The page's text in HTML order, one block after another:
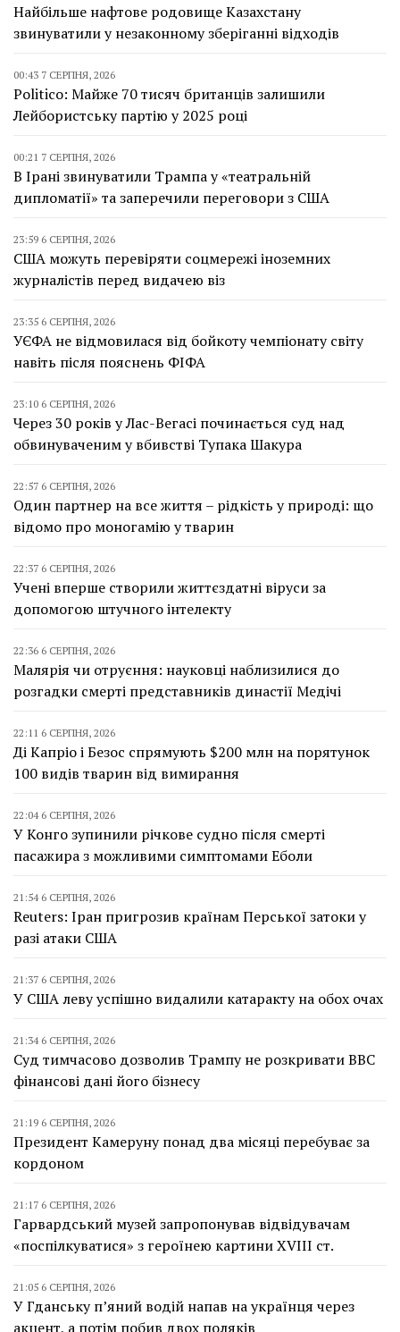
Найбільше нафтове родовище Казахстану
звинуватили у незаконному зберіганні відходів
00:43 7 СЕРПНЯ, 2026
Politico: Майже 70 тисяч британців залишили
Лейбористську партію у 2025 році
00:21 7 СЕРПНЯ, 2026
В Ірані звинуватили Трампа у «театральній
дипломатії» та заперечили переговори з США
23:59 6 СЕРПНЯ, 2026
США можуть перевіряти соцмережі іноземних
журналістів перед видачею віз
23:35 6 СЕРПНЯ, 2026
УЄФА не відмовилася від бойкоту чемпіонату світу
навіть після пояснень ФІФА
23:10 6 СЕРПНЯ, 2026
Через 30 років у Лас-Вегасі починається суд над
обвинуваченим у вбивстві Тупака Шакура
22:57 6 СЕРПНЯ, 2026
Один партнер на все життя – рідкість у природі: що
відомо про моногамію у тварин
22:37 6 СЕРПНЯ, 2026
Учені вперше створили життєздатні віруси за
допомогою штучного інтелекту
22:36 6 СЕРПНЯ, 2026
Малярія чи отруєння: науковці наблизилися до
розгадки смерті представників династії Медічі
22:11 6 СЕРПНЯ, 2026
Ді Капріо і Безос спрямують $200 млн на порятунок
100 видів тварин від вимирання
22:04 6 СЕРПНЯ, 2026
У Конго зупинили річкове судно після смерті
пасажира з можливими симптомами Еболи
21:54 6 СЕРПНЯ, 2026
Reuters: Іран пригрозив країнам Перської затоки у
разі атаки США
21:37 6 СЕРПНЯ, 2026
У США леву успішно видалили катаракту на обох очах
21:34 6 СЕРПНЯ, 2026
Суд тимчасово дозволив Трампу не розкривати BBC
фінансові дані його бізнесу
21:19 6 СЕРПНЯ, 2026
Президент Камеруну понад два місяці перебуває за
кордоном
21:17 6 СЕРПНЯ, 2026
Гарвардський музей запропонував відвідувачам
«поспілкуватися» з героїнею картини XVIII ст.
21:05 6 СЕРПНЯ, 2026
У Гданську п’яний водій напав на українця через
акцент, а потім побив двох поляків